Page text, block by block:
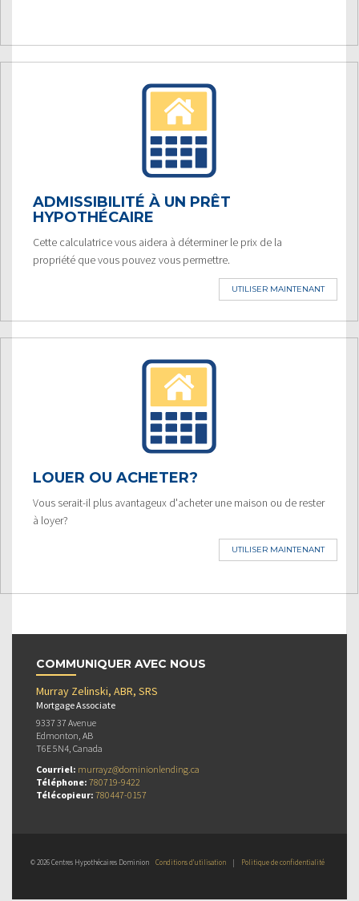
ADMISSIBILITÉ À UN PRÊT
HYPOTHÉCAIRE
Cette calculatrice vous aidera à déterminer le prix de la
propriété que vous pouvez vous permettre.
UTILISER MAINTENANT
LOUER OU ACHETER?
Vous serait-il plus avantageux d'acheter une maison ou de rester
à loyer?
UTILISER MAINTENANT
COMMUNIQUER AVEC NOUS
Murray Zelinski, ABR, SRS
Mortgage Associate
9337 37 Avenue
Edmonton, AB
T6E 5N4, Canada
Courriel: murrayz@dominionlending.ca
Téléphone: 780719-9422
Télécopieur: 780447-0157
© 2026 Centres Hypothécaires Dominion Conditions d’utilisation | Politique de confidentialité